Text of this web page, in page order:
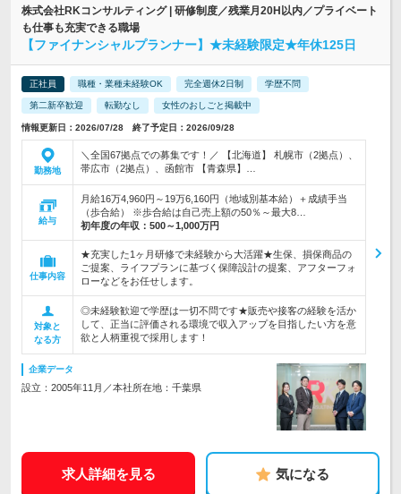
株式会社RKコンサルティング | 研修制度／残業月20H以内／プライベート
も仕事も充実できる職場
【ファイナンシャルプランナー】★未経験限定★年休125日
正社員 職種・業種未経験OK 完全週休2日制 学歴不問
第二新卒歓迎 転勤なし 女性のおしごと掲載中
情報更新日：2026/07/28 終了予定日：2026/09/28
勤務地
＼全国67拠点での募集です！／ 【北海道】 札幌市（2拠点）、
帯広市（2拠点）、函館市 【青森県】…
給与
月給16万4,960円～19万6,160円（地域別基本給）＋成績手当
（歩合給） ※歩合給は自己売上額の50％～最大8…
初年度の年収： 500～1,000万円
仕事内容
★充実した1ヶ月研修で未経験から大活躍★生保、損保商品の
ご提案、ライフプランに基づく保障設計の提案、アフターフォ
ローなどをお任せします。
対象と
なる方
◎未経験歓迎で学歴は一切不問です★販売や接客の経験を活か
して、正当に評価される環境で収入アップを目指したい方を意
欲と人柄重視で採用します！
企業データ
設立：2005年11月／本社所在地：千葉県
求人詳細を見る 気になる